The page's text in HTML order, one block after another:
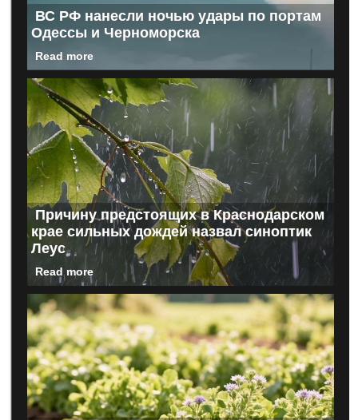
ВС РФ нанесли ночью удары по портам
Одессы и Черноморска
Read more
Причину предстоящих в Краснодарском
крае сильных дождей назвал синоптик
Леус
Read more